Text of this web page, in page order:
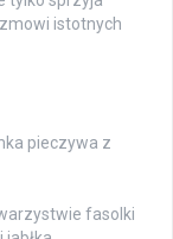
istotnych
pieczywa z
fasolki